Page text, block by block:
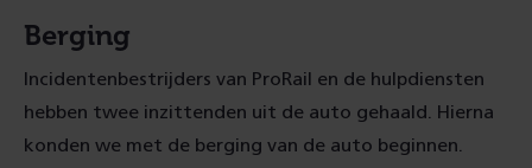
Berging
Incidentenbestrijders van ProRail en de hulpdiensten
hebben twee inzittenden uit de auto gehaald. Hierna
konden we met de berging van de auto beginnen.